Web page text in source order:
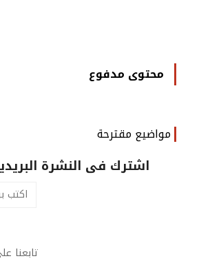
محتوى مدفوع
مواضيع مقترحة
اشترك فى النشرة
تابعنا